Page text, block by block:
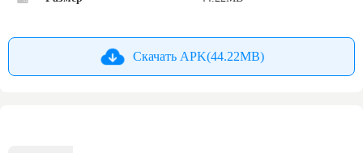
Скачать APK(44.22MB)